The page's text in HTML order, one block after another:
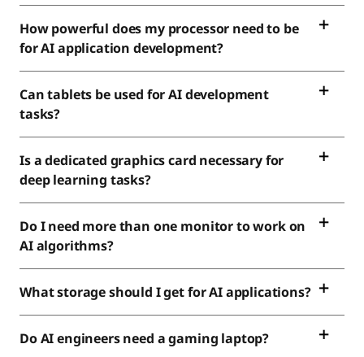
How powerful does my processor need to be
for AI application development?
Can tablets be used for AI development
tasks?
Is a dedicated graphics card necessary for
deep learning tasks?
Do I need more than one monitor to work on
AI algorithms?
What storage should I get for AI applications?
Do AI engineers need a gaming laptop?